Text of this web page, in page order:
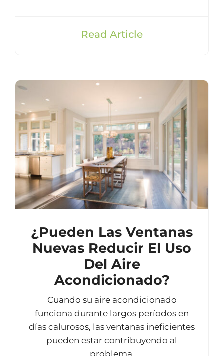
Read Article
¿Pueden Las Ventanas
Nuevas Reducir El Uso
Del Aire
Acondicionado?
Cuando su aire acondicionado
funciona durante largos períodos en
días calurosos, las ventanas ineficientes
pueden estar contribuyendo al
problema.